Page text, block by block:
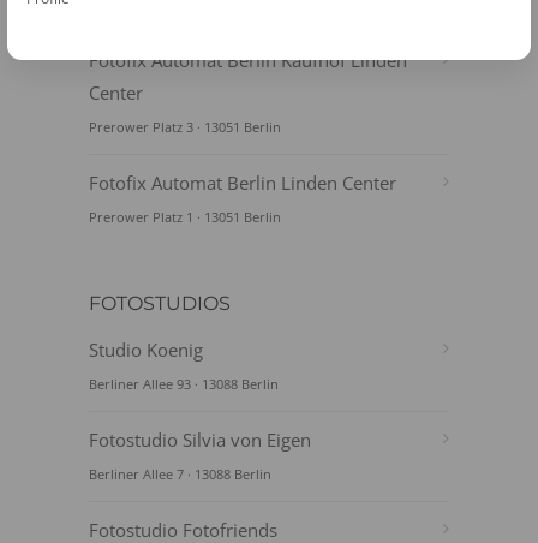
Fotofix Automat Berlin Kaufhof Linden
Center
Prerower Platz 3 · 13051 Berlin
Fotofix Automat Berlin Linden Center
Prerower Platz 1 · 13051 Berlin
FOTOSTUDIOS
Studio Koenig
Berliner Allee 93 · 13088 Berlin
Fotostudio Silvia von Eigen
Berliner Allee 7 · 13088 Berlin
Fotostudio Fotofriends